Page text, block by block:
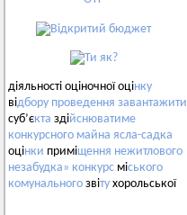
діяльності оціночної оцінку
відбору проведення завантажити
суб’єкта здійснюватиме
конкурсного майна ясла-садка
оцінки приміщення нежитлового
незабудка» конкурс міського
комунального звіту хорольської